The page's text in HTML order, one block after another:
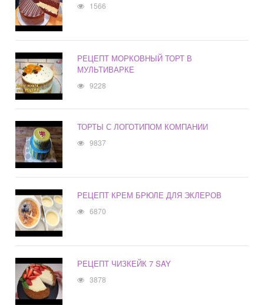
1566
РЕЦЕПТ МОРКОВНЫЙ ТОРТ В
МУЛЬТИВАРКЕ
9228
ТОРТЫ С ЛОГОТИПОМ КОМПАНИИ
9837
РЕЦЕПТ КРЕМ БРЮЛЕ ДЛЯ ЭКЛЕРОВ
6870
РЕЦЕПТ ЧИЗКЕЙК 7 SAY
3878